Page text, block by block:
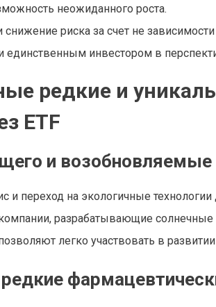
неожиданного роста.
риска за счет не
единственным инвестором в
редкие и
ETF
и возобновляемые
и переход на экологичные
разрабатывающие
легко участвовать в
редкие